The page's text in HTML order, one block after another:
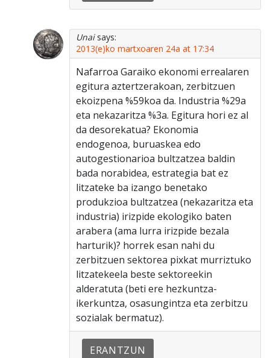
Unai says:
2013(e)ko martxoaren 24a at 17:34
Nafarroa Garaiko ekonomi errealaren
egitura aztertzerakoan, zerbitzuen
ekoizpena %59koa da. Industria %29a
eta nekazaritza %3a. Egitura hori ez al
da desorekatua? Ekonomia
endogenoa, buruaskea edo
autogestionarioa bultzatzea baldin
bada norabidea, estrategia bat ez
litzateke ba izango benetako
produkzioa bultzatzea (nekazaritza eta
industria) irizpide ekologiko baten
arabera (ama lurra irizpide bezala
harturik)? horrek esan nahi du
zerbitzuen sektorea pixkat murriztuko
litzatekeela beste sektoreekin
alderatuta (beti ere hezkuntza-
ikerkuntza, osasungintza eta zerbitzu
sozialak bermatuz).
ERANTZUN